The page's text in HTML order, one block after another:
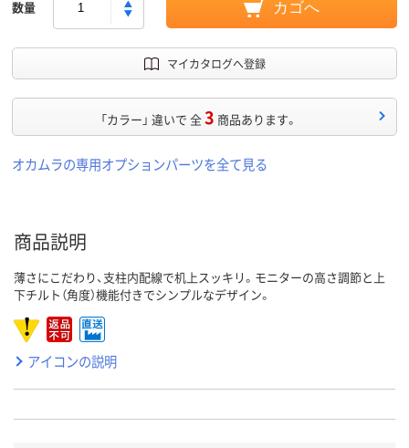
数量 カゴへ
マイカタログへ登録
「カラー」 違いで 全3 商品あります。
オカムラの専用オプションパーツを全て見る
商品説明
薄さにこだわり、支柱内配線で机上スッキリ。モニターの高さ調節と上
下チルト（角度）機能付きでシンプルなデザイン。
アイコンの説明